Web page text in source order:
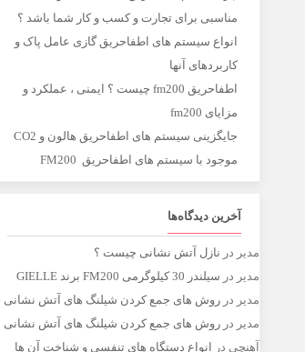
مناسبی برای تجارت و کسب و کار شما باشد ؟
انواع سیستم های اطفاحریق گازی عامل پاک و
کاربردهای آنها
اطفاحریق fm200 چیست ؟ ایمنی ، عملکرد و
مزایای fm200
جایگزینی سیستم های اطفاحریق هالون و CO2
موجود با سیستم های اطفاحریق FM200
آخرین دیدگاه‌ها
مدیر در نازل آتش نشانی چیست ؟
مدیر در سیلندر 30 کیلوگرمی FM200 برند GIELLE
مدیر در روش های جمع کردن شیلنگ های آتش نشانی
مدیر در روش های جمع کردن شیلنگ های آتش نشانی
آهنچی در انواع دستگاه های تنفسی و شناخت آن ها